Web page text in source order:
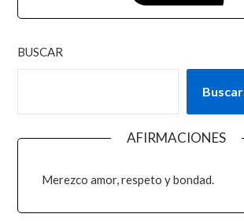
BUSCAR
Buscar
AFIRMACIONES
Merezco amor, respeto y bondad.